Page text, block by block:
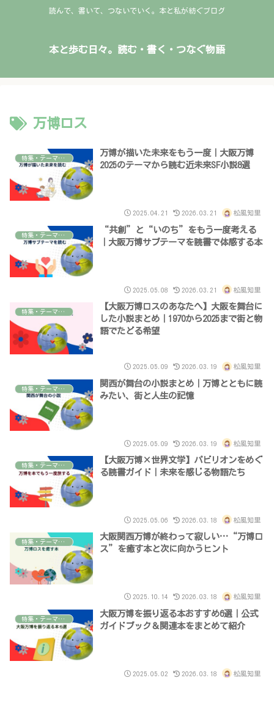
読んで、書いて、つないでいく。本と私が紡ぐブログ
本と歩む日々。読む・書く・つなぐ物語
万博ロス
特集・テーマで読む本
万博が描いた未来をもう一度｜大阪万博
2025のテーマから読む近未来SF小説8選
2025.04.21 2026.03.21 松風知里
特集・テーマで読む本
“共創”と“いのち”をもう一度考える
｜大阪万博サブテーマを読書で体感する本
2025.05.08 2026.03.21 松風知里
特集・テーマで読む本
【大阪万博ロスのあなたへ】大阪を舞台に
した小説まとめ｜1970から2025まで街と物
語でたどる希望
2025.05.09 2026.03.19 松風知里
特集・テーマで読む本
関西が舞台の小説まとめ｜万博とともに読
みたい、街と人生の記憶
2025.05.09 2026.03.19 松風知里
特集・テーマで読む本
【大阪万博×世界文学】パビリオンをめぐ
る読書ガイド｜未来を感じる物語たち
2025.05.06 2026.03.18 松風知里
特集・テーマで読む本
大阪関西万博が終わって寂しい…“万博ロ
ス”を癒す本と次に向かうヒント
2025.10.14 2026.03.18 松風知里
特集・テーマで読む本
大阪万博を振り返る本おすすめ6選｜公式
ガイドブック＆関連本をまとめて紹介
2025.05.02 2026.03.18 松風知里